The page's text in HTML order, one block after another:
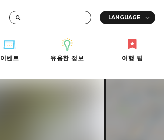
이벤트
유용한 정보
여행 팁